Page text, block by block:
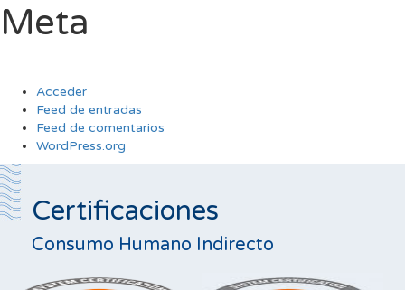
Meta
Acceder
Feed de entradas
Feed de comentarios
WordPress.org
Certificaciones
Consumo Humano Indirecto